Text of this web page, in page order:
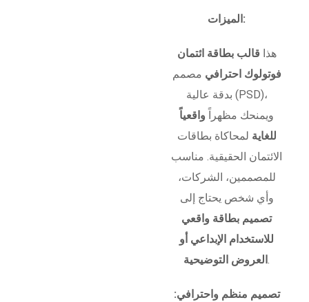
الميزات:
هذا قالب بطاقة ائتمان
فوتولوك احترافي مصمم
بدقة عالية (PSD)،
ويمنحك مظهراً واقعياً
للغاية لمحاكاة بطاقات
الائتمان الحقيقية. مناسب
للمصممين، الشركات،
وأي شخص يحتاج إلى
تصميم بطاقة واقعي
للاستخدام الإبداعي أو
العروض التوضيحية .
تصميم منظم واحترافي: